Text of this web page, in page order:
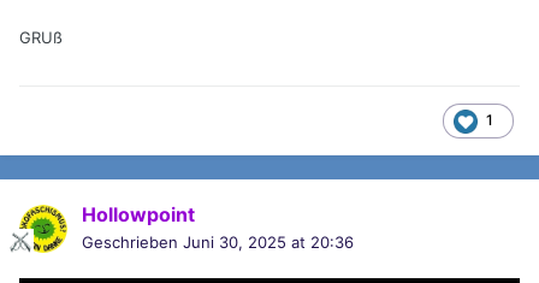
GRUß
1
Hollowpoint
Geschrieben Juni 30, 2025 at 20:36